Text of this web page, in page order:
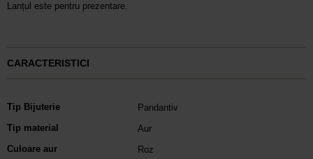
Lanțul este pentru prezentare.
CARACTERISTICI
Tip Bijuterie
Pandantiv
Tip material
Aur
Culoare aur
Roz